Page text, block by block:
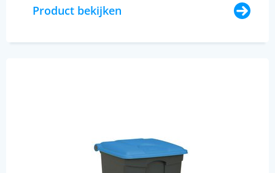
Product bekijken